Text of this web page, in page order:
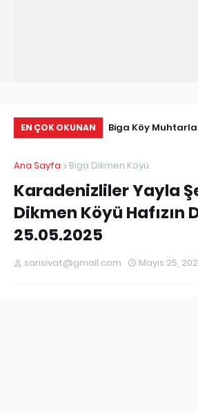
EN ÇOK OKUNAN
Biga Köy
Ana Sayfa Biga Dikmen Köyü
Karadenizliler Yayla
Dikmen Köyü Hafızın
25.05.2025
sarisivat@gmail.com Mayıs 25,